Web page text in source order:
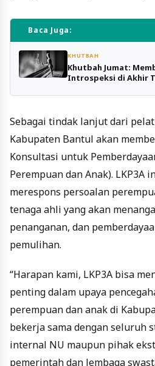
Baca Juga:
KHUTBAH
Khutbah Jumat:
Introspeksi di Akhir
Sebagai tindak lanjut dari
Kabupaten Bantul akan
Konsultasi untuk
Perempuan dan Anak).
merespons persoalan
tenaga ahli yang akan
penanganan, dan
pemulihan.
“Harapan kami, LKP3A bisa
penting dalam upaya
perempuan dan anak di
bekerja sama dengan seluruh
internal NU maupun pihak
pemerintah dan lembaga